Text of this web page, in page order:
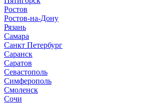
Ростов
Ростов-на-Дону
Рязань
Самара
Санкт Петербург
Саранск
Саратов
Севастополь
Симферополь
Смоленск
Сочи